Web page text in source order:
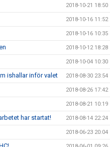
2018-10-21 18:50
2018-10-16 11:52
2018-10-16 10:35
2018-10-12 18:28
2018-10-04 10:30
ishallar inför valet 2018-08-30 23:54
2018-08-26 17:42
2018-08-21 10:19
har startat! 2018-08-14 22:24
2018-06-23 20:04